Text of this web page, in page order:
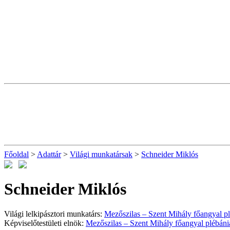
Főoldal > Adattár> Világi munkatársak > Schneider Miklós
Schneider Miklós
Világi lelkipásztori munkatárs: Mezőszilas – Szent Mihály főangyal
Képviselőtestületi elnök: Mezőszilas – Szent Mihály főangyal